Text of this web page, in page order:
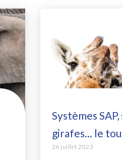
Systèmes
girafes... le
26 juillet 2023